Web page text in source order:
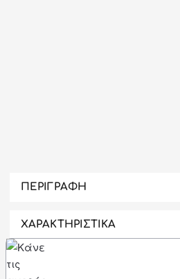
ΠΕΡΙΓΡΑΦΗ
ΧΑΡΑΚΤΗΡΙΣΤΙΚΑ